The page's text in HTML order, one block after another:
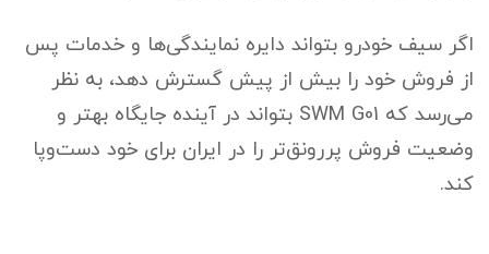
اگر سیف خودرو بتواند دایره نمایندگی‌ها و خدمات پس
از فروش خود را بیش از پیش گسترش دهد، به نظر
می‌رسد که SWM G01 بتواند در آینده جایگاه بهتر و
وضعیت فروش پررونق‌تر را در ایران برای خود دست‌وپا
کند.